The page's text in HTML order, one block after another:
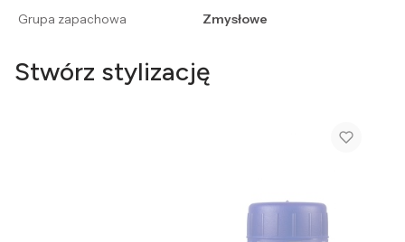
Grupa zapachowa
Zmysłowe
Stwórz stylizację